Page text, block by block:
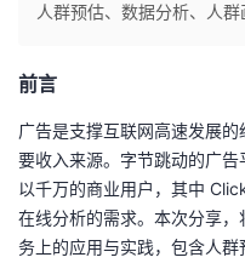
开
发
者
人群预估、数据分析、人
前言
广告是支撑互联网高速发展
要收入来源。字节跳动的广
以千万的商业用户，其中
在线分析的需求。本次分享
务上的应用与实践，包含人